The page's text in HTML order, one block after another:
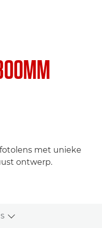
met unieke
ontwerp.
Toggle breadcrumbs